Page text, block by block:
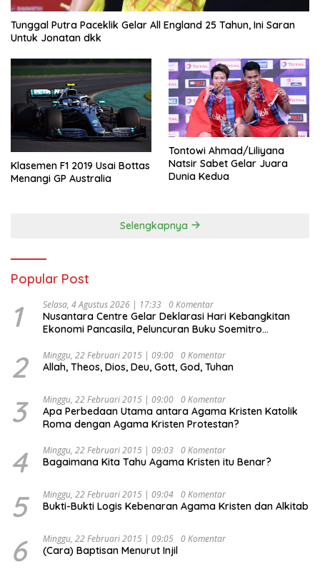
Tunggal Putra Paceklik Gelar All England 25 Tahun, Ini Saran
Untuk Jonatan dkk
Klasemen F1 2019 Usai Bottas
Menangi GP Australia
Tontowi Ahmad/Liliyana
Natsir Sabet Gelar Juara
Dunia Kedua
Selengkapnya
Popular Post
1 Selasa, 4 Agustus 2026 | 17:33 0 Komentar
Nusantara Centre Gelar Deklarasi Hari Kebangkitan
Ekonomi Pancasila, Peluncuran Buku Soemitro
Ekonomi Politik Indonesia) & Simposium Nasional
“Urgensi Undang-Undang Perekonomian Nasional dan
Indonesia Emas 2045”,
2 Minggu, 22 Februari 2015 | 09:00 0 Komentar
Allah, Theos, Dios, Deu, Gott, God, Tuhan
3 Minggu, 22 Februari 2015 | 09:00 0 Komentar
Apa Perbedaan Utama antara Agama Kristen Katolik
Roma dengan Agama Kristen Protestan?
4 Minggu, 22 Februari 2015 | 09:03 0 Komentar
Bagaimana Kita Tahu Agama Kristen itu Benar?
5 Minggu, 22 Februari 2015 | 09:04 0 Komentar
Bukti-Bukti Logis Kebenaran Agama Kristen dan Alkitab
6 Minggu, 22 Februari 2015 | 09:05 0 Komentar
(Cara) Baptisan Menurut Injil